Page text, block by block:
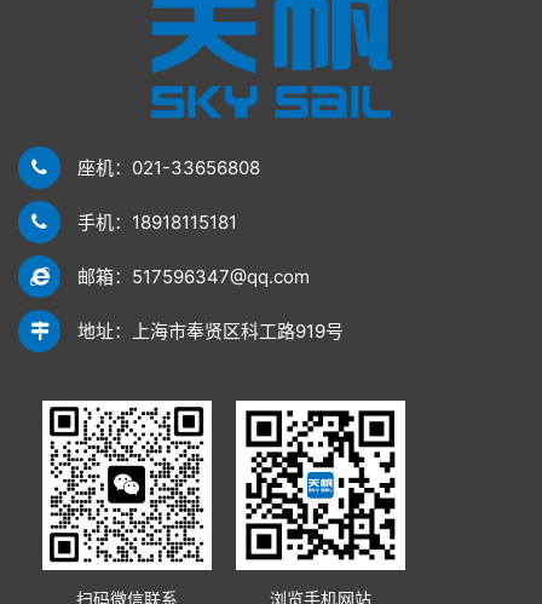
座机：021-33656808
手机：18918115181
邮箱：517596347@qq.com
地址：上海市奉贤区科工路919号
扫码微信联系 浏览手机网站